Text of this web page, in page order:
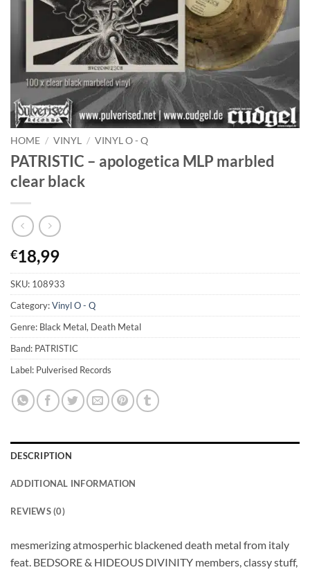
HOME / VINYL / VINYL O - Q
PATRISTIC – apologetica MLP marbled
clear black
€18,99
SKU: 108933
Category:Vinyl O - Q
Genre: Black Metal, Death Metal
Band: PATRISTIC
Label: Pulverised Records
DESCRIPTION
ADDITIONAL INFORMATION
REVIEWS (0)
mesmerizing atmosperhic blackened death metal from italy
feat. BEDSORE & HIDEOUS DIVINITY members, classy stuff,